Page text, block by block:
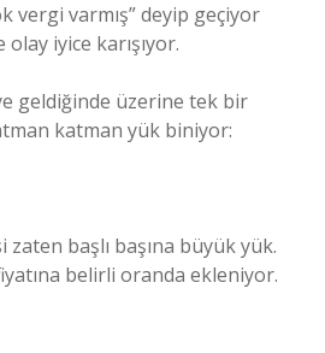
vergi varmış” deyip geçiyor
iyice karışıyor.
geldiğinde üzerine tek bir
katman yük biniyor:
başlı başına büyük yük.
belirli oranda ekleniyor.